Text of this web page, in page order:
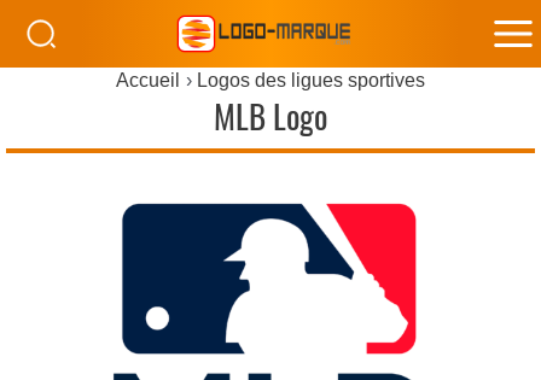
Accueil Logos des ligues sportives
MLB Logo